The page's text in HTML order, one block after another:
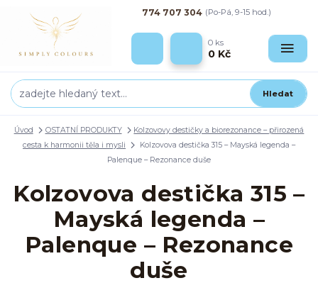
Hledat
774 707 304 (Po-Pá, 9-15 hod.)
0 ks
0 Kč
Úvod OSTATNÍ PRODUKTY
Kolzovovy destičky a biorezonance – přirozená
cesta k harmonii těla i mysli
Kolzovova destička 315 – Mayská legenda –
Palenque – Rezonance duše
Kolzovova destička 315 –
Mayská legenda –
Palenque – Rezonance
duše